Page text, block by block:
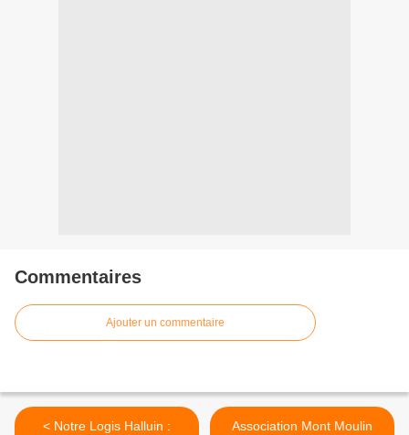
Commentaires
Ajouter un commentaire
< Notre Logis Halluin :
Association Mont Moulin